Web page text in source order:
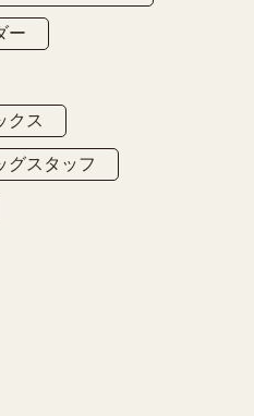
ー
クス
グスタッフ